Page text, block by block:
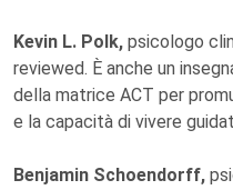
Kevin L. Polk, psicologo
reviewed. È anche un
della matrice ACT per
e la capacità di vivere
Benjamin Schoendorff,